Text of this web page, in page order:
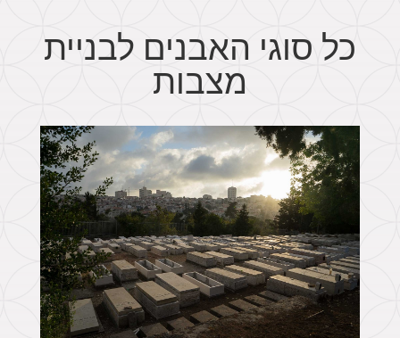
כל סוגי האבנים לבניית
מצבות